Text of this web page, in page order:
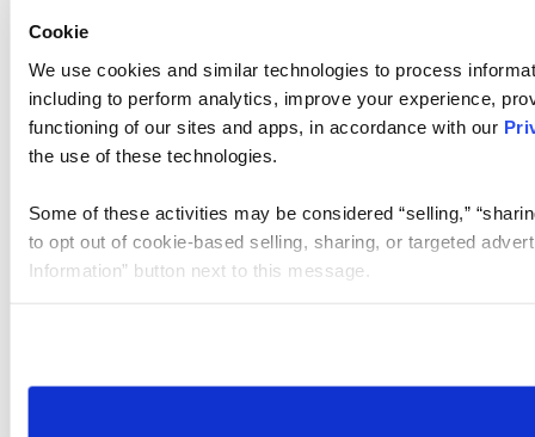
Cookie
We use cookies and similar technologies to process
including to perform analytics, improve your experience,
functioning of our sites and apps, in accordance with our
the use of these technologies.
Some of these activities may be considered “selling,”
to opt out of cookie-based selling, sharing, or targeted
Information” button next to this message.
need to be set again.